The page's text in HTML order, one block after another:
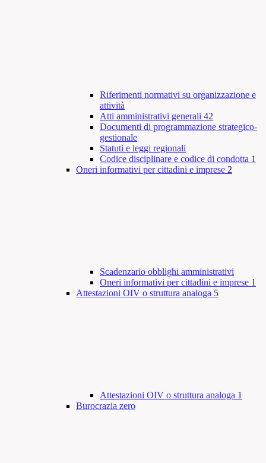
Riferimenti normativi su organizzazione e
attività
Atti amministrativi generali 42
Documenti di programmazione strategico-
gestionale
Statuti e leggi regionali
Codice disciplinare e codice di condotta 1
Oneri informativi per cittadini e imprese 2
Scadenzario obblighi amministrativi
Oneri informativi per cittadini e imprese 1
Attestazioni OIV o struttura analoga 5
Attestazioni OIV o struttura analoga 1
Burocrazia zero